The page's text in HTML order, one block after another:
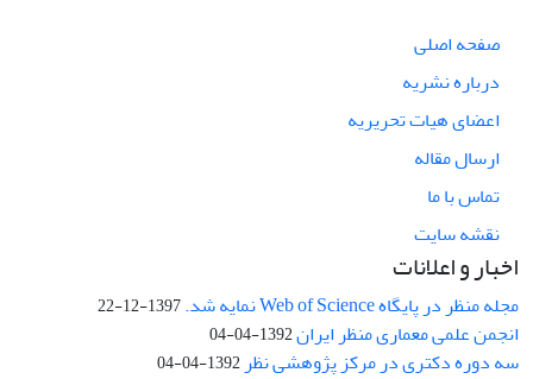
صفحه اصلی
درباره نشریه
اعضای هیات تحریریه
ارسال مقاله
تماس با ما
نقشه سایت
اخبار و اعلانات
مجله منظر در پایگاه Web of Science نمایه شد. 1397-12-22
انجمن علمی معماری منظر ایران1392-04-04
سه دوره دکتری در مرکز پژوهشی نظر 1392-04-04